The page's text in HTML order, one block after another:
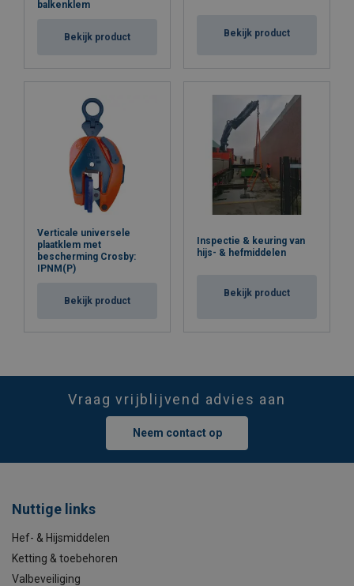
balkenklem
Bekijk product Bekijk product
Verticale universele
plaatklem met
bescherming Crosby:
IPNM(P)
Bekijk product
Inspectie & keuring van
hijs- & hefmiddelen
Bekijk product
Vraag vrijblijvend advies aan
Neem contact op
Nuttige links
Hef- & Hijsmiddelen
Ketting & toebehoren
Valbeveiliging